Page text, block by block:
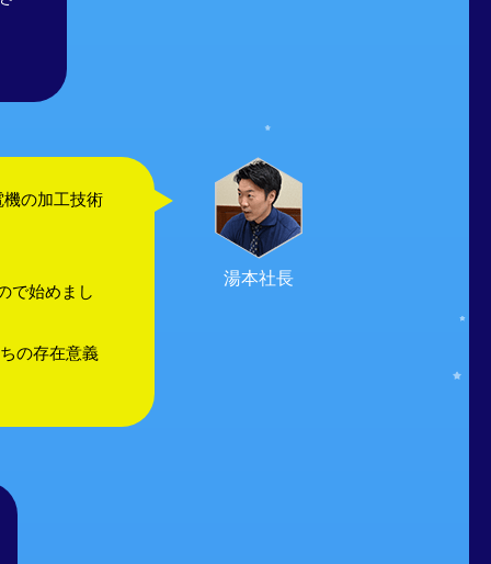
湯本社長
の加工技術
で始めまし
の存在意義